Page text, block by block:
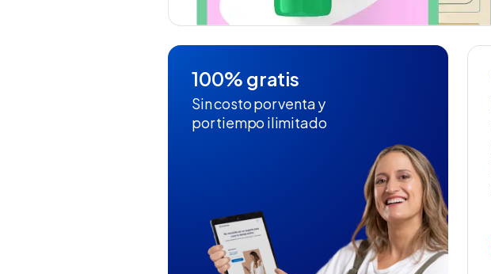
100% gratis
Sin costo por venta y
por tiempo ilimitado